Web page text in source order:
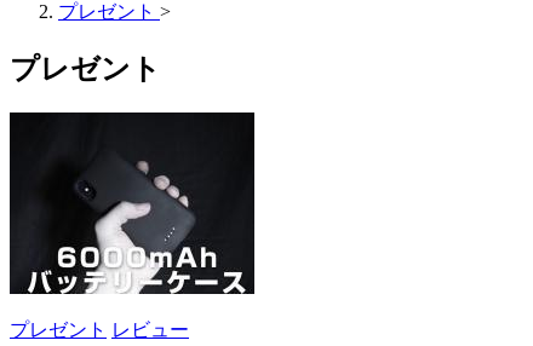
プレゼント >
プレゼント
プレゼント レビュー